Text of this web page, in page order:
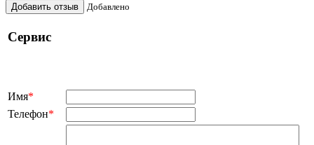
Добавить отзыв Добавлено
Сервис
Имя*
Телефон*